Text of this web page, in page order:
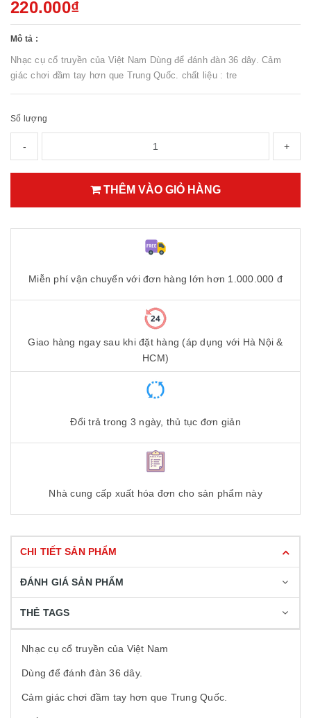
220.000₫
Mô tả :
Nhạc cụ cổ truyền của Việt Nam Dùng để đánh đàn 36 dây. Cảm
giác chơi đầm tay hơn que Trung Quốc. chất liệu : tre
Số lượng
- +
THÊM VÀO GIỎ HÀNG
Miễn phí vận chuyển với đơn hàng lớn hơn 1.000.000 đ
Giao hàng ngay sau khi đặt hàng (áp dụng với Hà Nội &
HCM)
Đổi trả trong 3 ngày, thủ tục đơn giản
Nhà cung cấp xuất hóa đơn cho sản phẩm này
CHI TIẾT SẢN PHẨM
ĐÁNH GIÁ SẢN PHẨM
THẺ TAGS
Nhạc cụ cổ truyền của Việt Nam
Dùng để đánh đàn 36 dây.
Cảm giác chơi đầm tay hơn que Trung Quốc.